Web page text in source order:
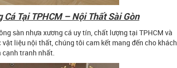
Tại TPHCM – Nội Thất Sài Gòn
sàn nhựa xương cá uy tín, chất lượng tại TPHCM và
liệu nội thất, chúng tôi cam kết mang đến cho khách
tranh nhất.